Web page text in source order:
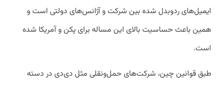
ایمیل‌های ردوبدل شده بین شرکت‌ و آژانس‌های دولتی است و
همین باعث حساسیت بالای این مساله برای پکن و آمریکا شده
است.
طبق قوانین چین، شرکت‌های حمل‌ونقلی مثل دی‌دی در دسته